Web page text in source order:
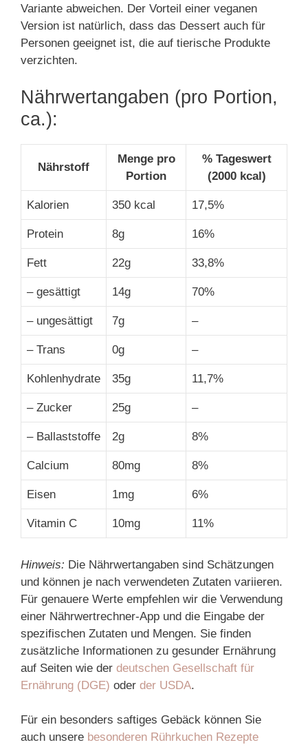
Variante abweichen. Der Vorteil einer veganen
Version ist natürlich, dass das Dessert auch für
Personen geeignet ist, die auf tierische Produkte
verzichten.
Nährwertangaben (pro Portion,
ca.):
Nährstoff
Menge pro
Portion
% Tageswert
(2000 kcal)
Kalorien 350 kcal 17,5%
Protein 8g 16%
Fett 22g 33,8%
– gesättigt 14g 70%
– ungesättigt 7g –
– Trans 0g –
Kohlenhydrate 35g 11,7%
– Zucker 25g –
– Ballaststoffe 2g 8%
Calcium 80mg 8%
Eisen 1mg 6%
Vitamin C 10mg 11%
Hinweis: Die Nährwertangaben sind Schätzungen
und können je nach verwendeten Zutaten variieren.
Für genauere Werte empfehlen wir die Verwendung
einer Nährwertrechner-App und die Eingabe der
spezifischen Zutaten und Mengen. Sie finden
zusätzliche Informationen zu gesunder Ernährung
auf Seiten wie der deutschen Gesellschaft für
Ernährung (DGE) oder der USDA.
Für ein besonders saftiges Gebäck können Sie
auch unsere besonderen Rührkuchen Rezepte